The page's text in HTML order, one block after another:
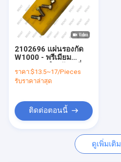
ระบบควบคุมการปูผิวทาง
เซ็นเซอร์เครื่องปูผิวทางแอสฟัลต์
เครื่องปูผิวทางสว่าน
แผ่นปาดปูน
ที่จับเครื่องมือกัด
สายพานลำเลียง
2102696 แผ่นรองกัด
W1000 - พรีเมียม
แผ่นรองเดิน เหมาะสมอ
ย่างยิ่ง ประสิทธิภาพเชื่อ
ราคา:$13.5~17/Pieces
รับราคาล่าสุด
ติดต่อตอนนี้
ดูเพิ่มเติม